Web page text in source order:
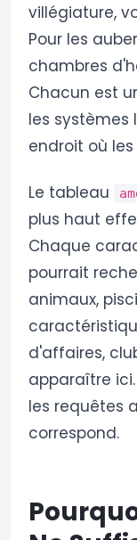
villégiature,
Pour les
chambres
Chacun est
les systèmes
endroit où
Le tableau
plus haut
Chaque
pourrait
animaux,
d'affaires,
apparaître
les requêtes
correspond.